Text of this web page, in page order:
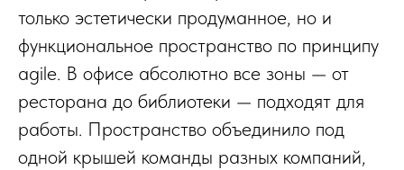
только эстетически продуманное, но и
функциональное пространство по принципу
agile. В офисе абсолютно все зоны — от
ресторана до библиотеки — подходят для
работы. Пространство объединило под
одной крышей команды разных компаний,